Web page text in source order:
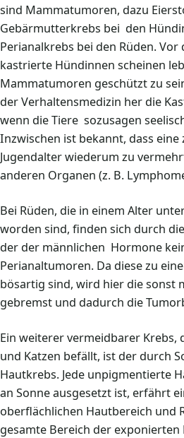
sind Mammatumoren, dazu
Gebärmutterkrebs bei den
Perianalkrebs bei den Rüden.
kastrierte Hündinnen scheinen
Mammatumoren geschützt zu
der Verhaltensmedizin her die
wenn die Tiere sozusagen
Inzwischen ist bekannt, dass
Jugendalter wiederum zu
anderen Organen (z. B.
Bei Rüden, die in einem Alter
worden sind, finden sich durch
der der männlichen Hormone
Perianaltumoren. Da diese zu
bösartig sind, wird hier die sonst
gebremst und dadurch die
Ein weiterer vermeidbarer Krebs,
und Katzen befällt, ist der durch
Hautkrebs. Jede unpigmentierte
an Sonne ausgesetzt ist, erfährt
oberflächlichen Hautbereich und
gesamte Bereich der